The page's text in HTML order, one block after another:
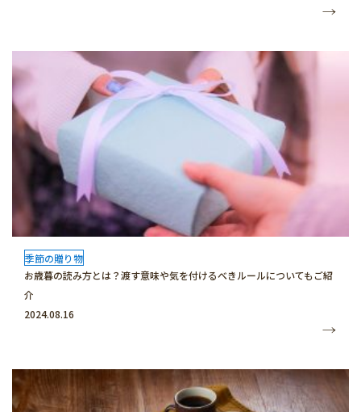
季節の贈り物
お歳暮の読み方とは？渡す意味や気を付けるべきルールについてもご紹
介
2024.08.16